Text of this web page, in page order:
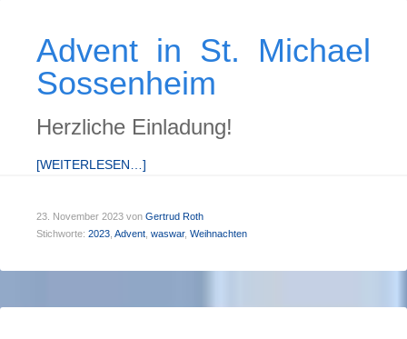
Advent in St. Michael
Sossenheim
Herzliche Einladung!
[WEITERLESEN…]
23. November 2023 von Gertrud Roth
Stichworte: 2023 Advent waswar, Weihnachten